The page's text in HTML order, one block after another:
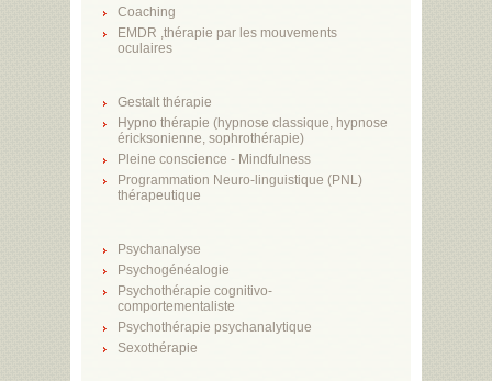
Coaching
EMDR ,thérapie par les mouvements
oculaires
Gestalt thérapie
Hypno thérapie (hypnose classique, hypnose
éricksonienne, sophrothérapie)
Pleine conscience - Mindfulness
Programmation Neuro-linguistique (PNL)
thérapeutique
Psychanalyse
Psychogénéalogie
Psychothérapie cognitivo-
comportementaliste
Psychothérapie psychanalytique
Sexothérapie